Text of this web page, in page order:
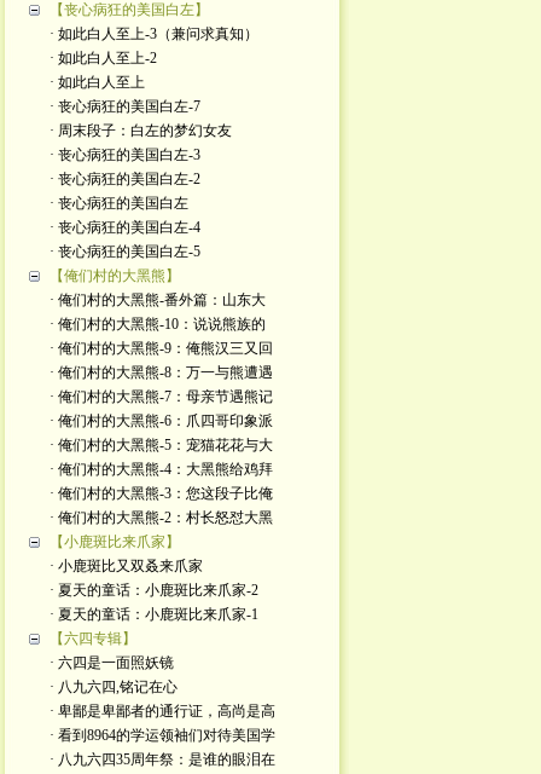
【丧心病狂的美国白左】
· 如此白人至上-3（兼问求真知）
· 如此白人至上-2
· 如此白人至上
· 丧心病狂的美国白左-7
· 周末段子：白左的梦幻女友
· 丧心病狂的美国白左-3
· 丧心病狂的美国白左-2
· 丧心病狂的美国白左
· 丧心病狂的美国白左-4
· 丧心病狂的美国白左-5
【俺们村的大黑熊】
· 俺们村的大黑熊-番外篇：山东大
· 俺们村的大黑熊-10：说说熊族的
· 俺们村的大黑熊-9：俺熊汉三又回
· 俺们村的大黑熊-8：万一与熊遭遇
· 俺们村的大黑熊-7：母亲节遇熊记
· 俺们村的大黑熊-6：爪四哥印象派
· 俺们村的大黑熊-5：宠猫花花与大
· 俺们村的大黑熊-4：大黑熊给鸡拜
· 俺们村的大黑熊-3：您这段子比俺
· 俺们村的大黑熊-2：村长怒怼大黑
【小鹿斑比来爪家】
· 小鹿斑比又双叒来爪家
· 夏天的童话：小鹿斑比来爪家-2
· 夏天的童话：小鹿斑比来爪家-1
【六四专辑】
· 六四是一面照妖镜
· 八九六四,铭记在心
· 卑鄙是卑鄙者的通行证，高尚是高
· 看到8964的学运领袖们对待美国学
· 八九六四35周年祭：是谁的眼泪在